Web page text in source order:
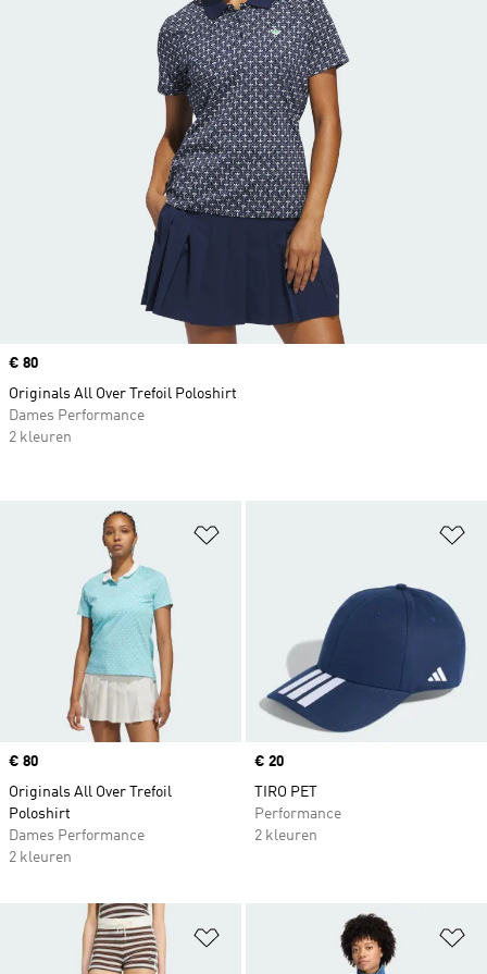
Price
€ 80
Originals All Over Trefoil
Poloshirt
Dames Performance
2 kleuren
Price
€ 20
TIRO PET
Performance
2 kleuren
Op verlanglijst zetten
Price
€ 80
Originals All Over Trefoil Poloshirt
Dames Performance
2 kleuren